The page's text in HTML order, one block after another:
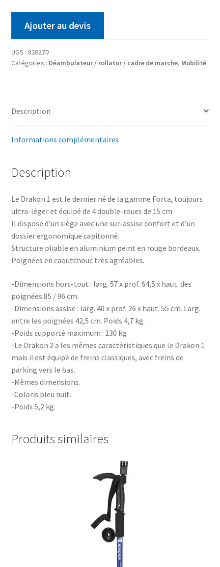
Ajouter au devis
UGS : 826270
Catégories : Déambulateur / rollator / cadre de marche, Mobilité
Description
Informations complémentaires
Description
Le Drakon 1 est le dernier né de la gamme Forta, toujours
ultra-léger et équipé de 4 double-roues de 15 cm.
Il dispose d’un siège avec une sur-assise confort et d’un
dossier ergonomique capitonné.
Structure pliable en aluminium peint en rouge bordeaux.
Poignées en caoutchouc très agréables.
-Dimensions hors-tout : larg. 57 x prof. 64,5 x haut. des
poignées 85 / 96 cm.
-Dimensions assise : larg. 40 x prof. 26 x haut. 55 cm. Larg.
entre les poignées 42,5 cm. Poids 4,7 kg.
-Poids supporté maximum : 130 kg
-Le Drakon 2 a les mêmes caractéristiques que le Drakon 1
mais il est équipé de freins classiques, avec freins de
parking vers le bas.
-Mêmes dimensions.
-Coloris bleu nuit.
-Poids 5,2 kg.
Produits similaires